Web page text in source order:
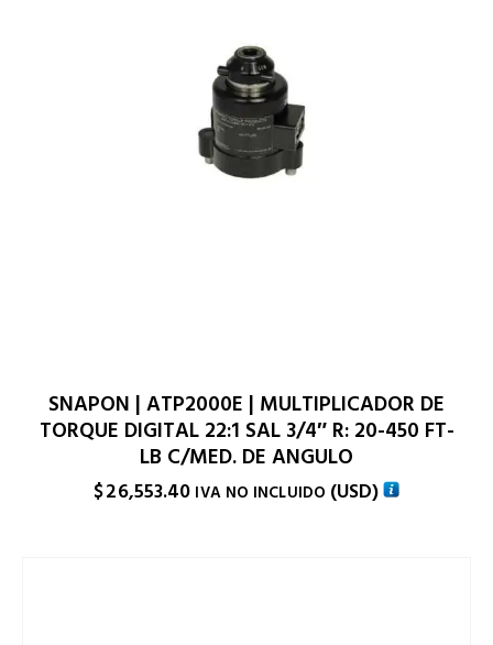
SNAPON | ATP2000E | MULTIPLICADOR DE
TORQUE DIGITAL 22:1 SAL 3/4″ R: 20-450 FT-
LB C/MED. DE ANGULO
$26,553.40 IVA NO INCLUIDO (USD)